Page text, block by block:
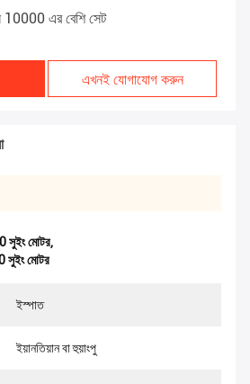
10000 এর বেশি সেট
এখনই যোগাযোগ করুন
সুইং মোটর,
মোটর
ইস্পাত
ইয়ানতিয়ান বা হুয়াংপু